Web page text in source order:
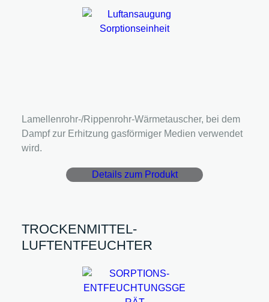
Lamellenrohr-/Rippenrohr-Wärmetauscher, bei dem
Dampf zur Erhitzung gasförmiger Medien verwendet
wird.
Details zum Produkt
TROCKENMITTEL-
LUFTENTFEUCHTER